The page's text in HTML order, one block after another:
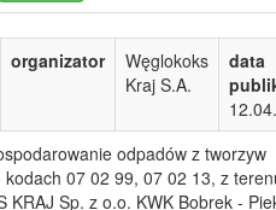
organizator
Węglokoks
Kraj S.A.
data
odpadów z tworzyw
kodach 07 02 99, 07 02 13, z
KRAJ Sp. z o.o. KWK Bobrek -